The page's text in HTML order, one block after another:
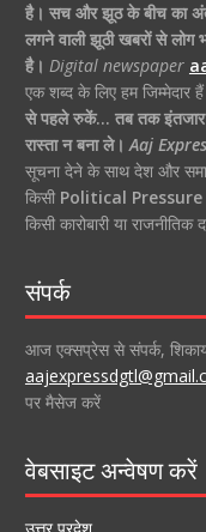
है। सच और झूठ के बीच का
लगने वाली झूठी खबरों से लोग
है। Digital newspaper
एक शब्द के लिए हम जिम्मेदार
से पहले रुकें… तब तक इंतजार
रास्ता न बना ले। Aaj
सूचना देने के साथ देश और
किसी Political Pressure
किसी कारोबारी या
संपर्क
आज एक्सप्रेस से संपर्क,
पर मैसेज करें
वेबसाइट अन्वेषण करें